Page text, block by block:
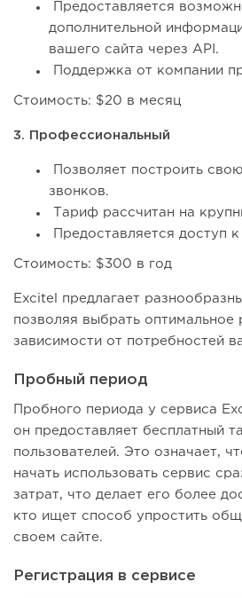
Предоставляется
дополнительной
вашего сайта через API.
Поддержка от компании
Стоимость: $20 в месяц
3. Профессиональный
Позволяет построить
звонков.
Тариф рассчитан на
Предоставляется доступ
Стоимость: $300 в год
Excitel предлагает
позволяя выбрать оптимальное
зависимости от потребностей
Пробный период
Пробного периода у сервиса
он предоставляет бесплатный
пользователей. Это означает,
начать использовать сервис
затрат, что делает его более
кто ищет способ упростить
своем сайте.
Регистрация в сервисе